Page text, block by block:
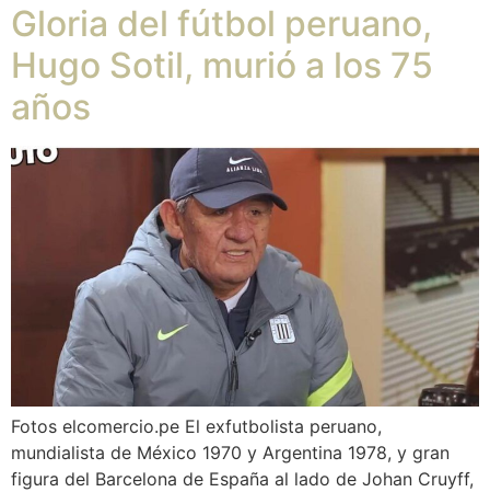
Gloria del fútbol peruano,
Hugo Sotil, murió a los 75
años
Fotos elcomercio.pe El exfutbolista peruano,
mundialista de México 1970 y Argentina 1978, y gran
figura del Barcelona de España al lado de Johan Cruyff,